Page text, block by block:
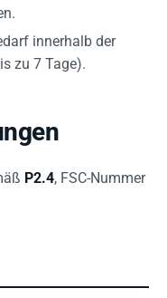
innerhalb der
zu 7 Tage).
P2.4, FSC-Nummer